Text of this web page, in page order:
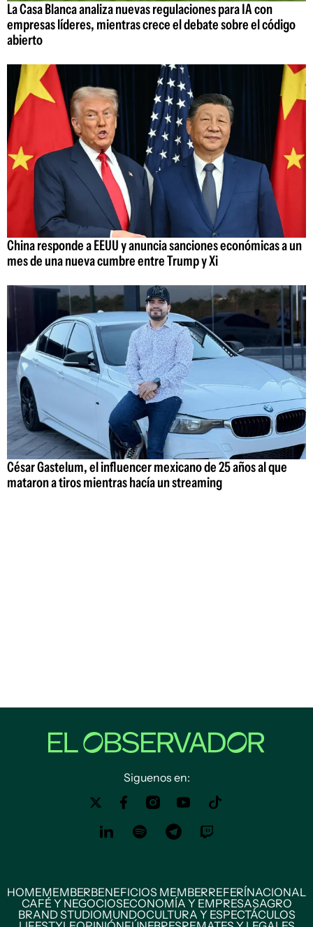
La Casa Blanca analiza nuevas regulaciones para IA con
empresas líderes, mientras crece el debate sobre el código
abierto
China responde a EEUU y anuncia sanciones económicas a un
mes de una nueva cumbre entre Trump y Xi
César Gastelum, el influencer mexicano de 25 años al que
mataron a tiros mientras hacía un streaming
Siguenos en:
HOMEMEMBERBENEFICIOS MEMBERREFERÍNACIONAL
CAFÉ Y NEGOCIOSECONOMÍA Y EMPRESASAGRO
BRAND STUDIOMUNDOCULTURA Y ESPECTÁCULOS